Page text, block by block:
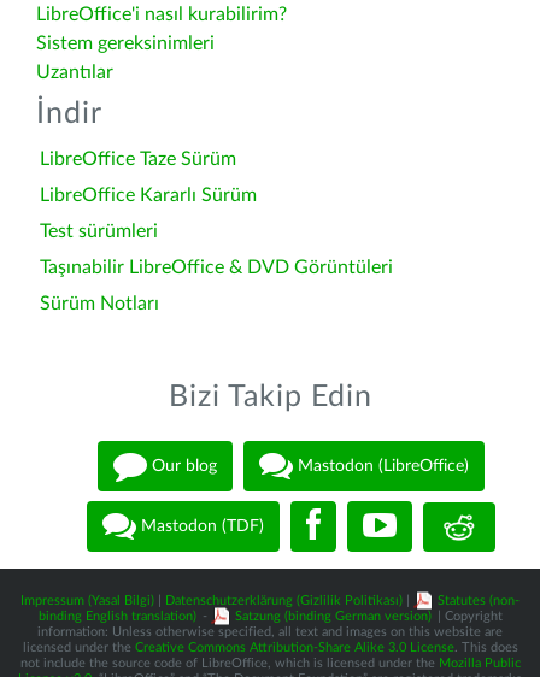
LibreOffice'i nasıl kurabilirim?
Sistem gereksinimleri
Uzantılar
İndir
LibreOffice Taze Sürüm
LibreOffice Kararlı Sürüm
Test sürümleri
Taşınabilir LibreOffice & DVD Görüntüleri
Sürüm Notları
Bizi Takip Edin
Our blog Mastodon (LibreOffice)
Mastodon (TDF)
Impressum (Yasal Bilgi) Datenschutzerklärung (Gizlilik Politikası)
Statutes (non-
binding English translation) - Satzung (binding German version)
| Copyright
information: Unless otherwise specified, all text and images on this website are
licensed under the Creative Commons Attribution-Share Alike 3.0 License. This does
not include the source code of LibreOffice, which is licensed under the Mozilla Public